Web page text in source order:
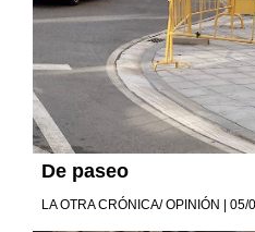
De paseo
LA OTRA CRÓNICA/ OPINIÓN | 05/